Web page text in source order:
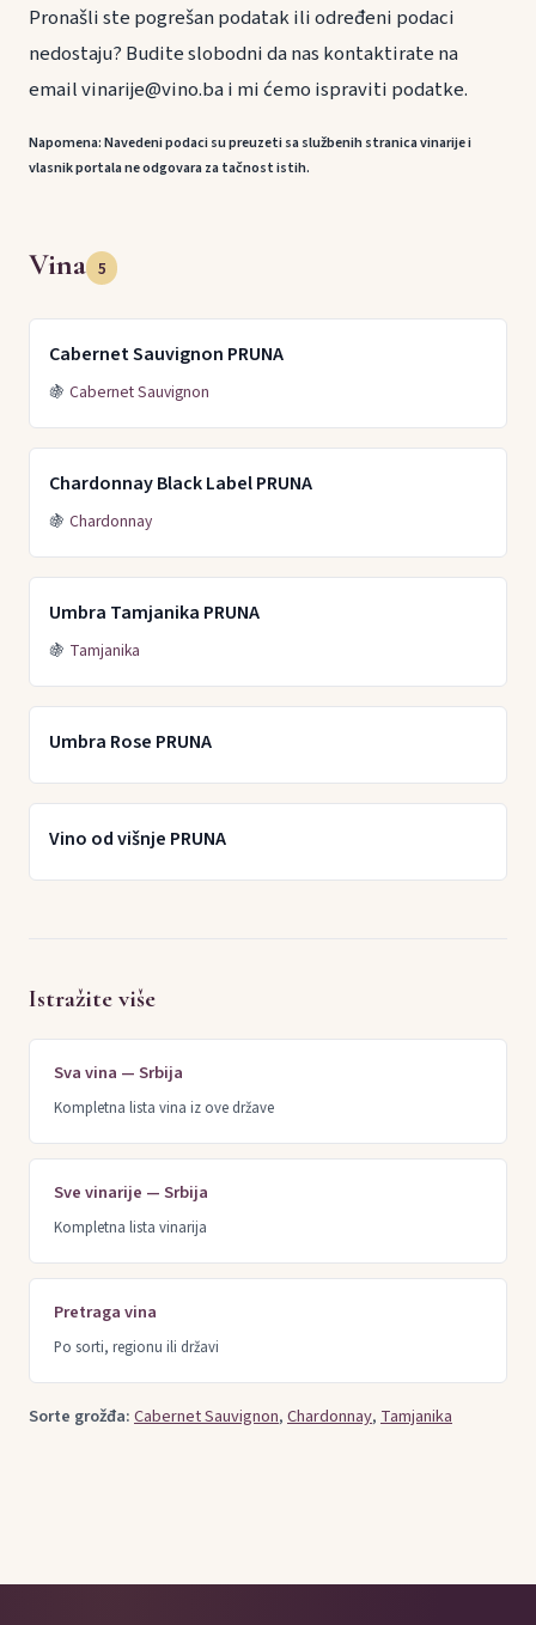
Pronašli ste pogrešan podatak ili određeni podaci
nedostaju? Budite slobodni da nas kontaktirate na
email vinarije@vino.ba i mi ćemo ispraviti podatke.
Napomena: Navedeni podaci su preuzeti sa službenih stranica vinarije i
vlasnik portala ne odgovara za tačnost istih.
Vina 5
Cabernet Sauvignon PRUNA
🍇 Cabernet Sauvignon
Chardonnay Black Label PRUNA
🍇 Chardonnay
Umbra Tamjanika PRUNA
🍇 Tamjanika
Umbra Rose PRUNA
Vino od višnje PRUNA
Istražite više
Sva vina — Srbija
Kompletna lista vina iz ove države
Sve vinarije — Srbija
Kompletna lista vinarija
Pretraga vina
Po sorti, regionu ili državi
Sorte grožđa:Cabernet Sauvignon,Chardonnay,Tamjanika